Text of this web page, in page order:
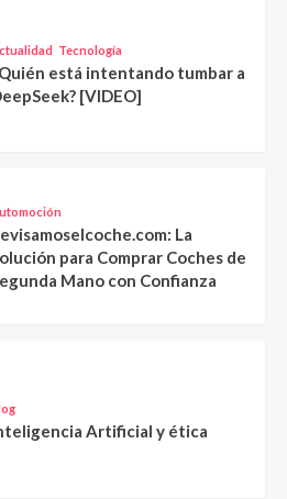
Tecnología
está intentando tumbar a
[VIDEO]
La
para Comprar Coches de
Mano con Confianza
Artificial y ética